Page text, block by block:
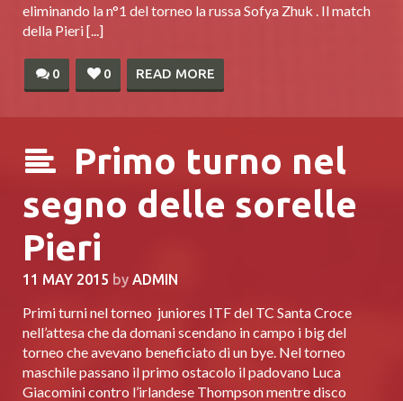
eliminando la n°1 del torneo la russa Sofya Zhuk . Il match
della Pieri [...]
0 0 READ MORE
Primo turno nel
segno delle sorelle
Pieri
11 MAY 2015 by ADMIN
Primi turni nel torneo juniores ITF del TC Santa Croce
nell’attesa che da domani scendano in campo i big del
torneo che avevano beneficiato di un bye. Nel torneo
maschile passano il primo ostacolo il padovano Luca
Giacomini contro l’irlandese Thompson mentre disco